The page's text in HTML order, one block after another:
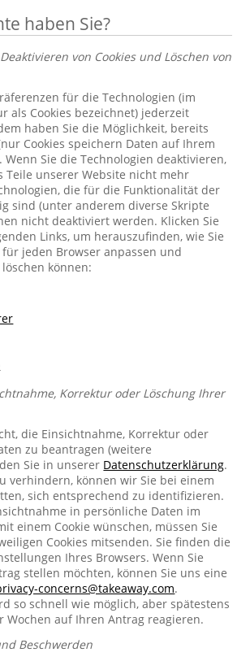
haben Sie?
von Cookies und Löschen von
für die Technologien (im
als Cookies bezeichnet) jederzeit
haben Sie die Möglichkeit, bereits
Cookies speichern Daten auf Ihrem
Wenn Sie die Technologien deaktivieren,
Teile unserer Website nicht mehr
die für die Funktionalität der
sind (unter anderem diverse Skripte
nicht deaktiviert werden. Klicken Sie
Links, um herauszufinden, wie Sie
jeden Browser anpassen und
können:
Korrektur oder Löschung Ihrer
die Einsichtnahme, Korrektur oder
zu beantragen (weitere
Sie in unserer Datenschutzerklärung.
verhindern, können wir Sie bei einem
sich entsprechend zu identifizieren.
in persönliche Daten im
einem Cookie wünschen, müssen Sie
Cookies mitsenden. Sie finden die
Ihres Browsers. Wenn Sie
stellen möchten, können Sie uns eine
concerns@takeaway.com.
so schnell wie möglich, aber spätestens
Wochen auf Ihren Antrag reagieren.
Beschwerden